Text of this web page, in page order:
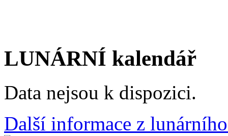
LUNÁRNÍ kalendář
Data nejsou k dispozici.
Další informace z